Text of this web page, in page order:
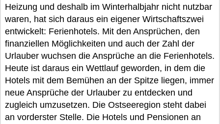
Heizung und deshalb im Winterhalbjahr nicht nutzbar
waren, hat sich daraus ein eigener Wirtschaftszwei
entwickelt: Ferienhotels. Mit den Ansprüchen, den
finanziellen Möglichkeiten und auch der Zahl der
Urlauber wuchsen die Ansprüche an die Ferienhotels.
Heute ist daraus ein Wettlauf geworden, in dem die
Hotels mit dem Bemühen an der Spitze liegen, immer
neue Ansprüche der Urlauber zu entdecken und
zugleich umzusetzen. Die Ostseeregion steht dabei
an vorderster Stelle. Die Hotels und Pensionen an